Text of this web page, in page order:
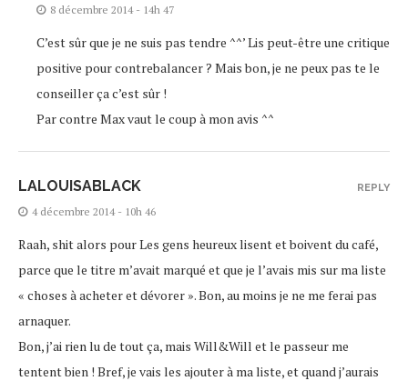
8 décembre 2014 - 14h 47
C’est sûr que je ne suis pas tendre ^^’ Lis peut-être une critique
positive pour contrebalancer ? Mais bon, je ne peux pas te le
conseiller ça c’est sûr !
Par contre Max vaut le coup à mon avis ^^
LALOUISABLACK
4 décembre 2014 - 10h 46
Raah, shit alors pour Les gens heureux lisent et boivent du café,
parce que le titre m’avait marqué et que je l’avais mis sur ma liste
« choses à acheter et dévorer ». Bon, au moins je ne me ferai pas
arnaquer.
Bon, j’ai rien lu de tout ça, mais Will&Will et le passeur me
tentent bien ! Bref, je vais les ajouter à ma liste, et quand j’aurais
REPLY